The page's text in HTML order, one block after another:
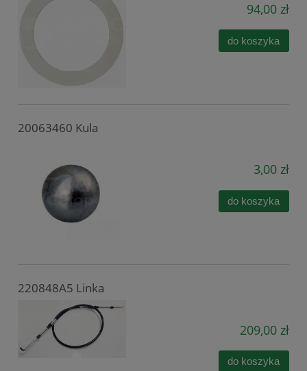
94,00 zł
do koszyka
20063460 Kula
3,00 zł
do koszyka
220848A5 Linka
209,00 zł
do koszyka